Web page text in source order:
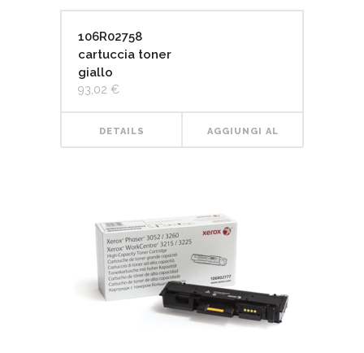
106R02758
cartuccia toner
giallo
93,02 €
DETAILS AGGIUNGI AL